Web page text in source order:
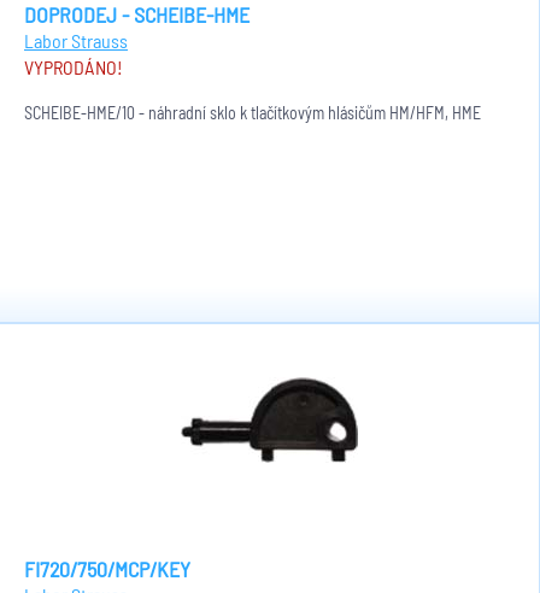
DOPRODEJ - SCHEIBE-HME
Labor Strauss
VYPRODÁNO!
SCHEIBE-HME/10 - náhradní sklo k tlačítkovým hlásičům HM/HFM, HME
FI720/750/MCP/KEY